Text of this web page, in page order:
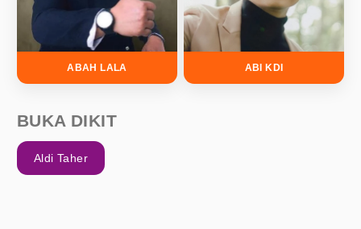
ABAH LALA ABI KDI
BUKA DIKIT
Aldi Taher